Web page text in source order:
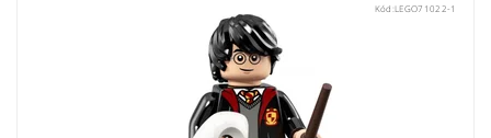
Kód: LEGO71022-1